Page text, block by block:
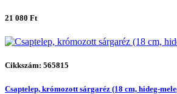
21 080 Ft
Cikkszám: 565815
Csaptelep, krómozott sárgaréz (18 cm, hideg-